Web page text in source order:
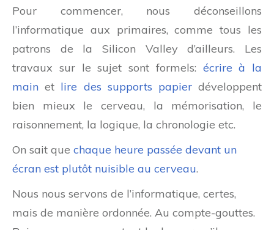
Pour commencer, nous déconseillons
l’informatique aux primaires, comme tous les
patrons de la Silicon Valley d’ailleurs. Les
travaux sur le sujet sont formels: écrire à la
main et lire des supports papierdéveloppent
bien mieux le cerveau, la mémorisation, le
raisonnement, la logique, la chronologie etc.
On sait que chaque heure passée devant un
écran est plutôt nuisible au cerveau.
Nous nous servons de l’informatique, certes,
mais de manière ordonnée. Au compte-gouttes.